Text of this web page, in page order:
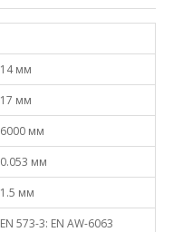
14 мм
17 мм
6000 мм
0.053 мм
1.5 мм
EN 573-3: EN AW-6063